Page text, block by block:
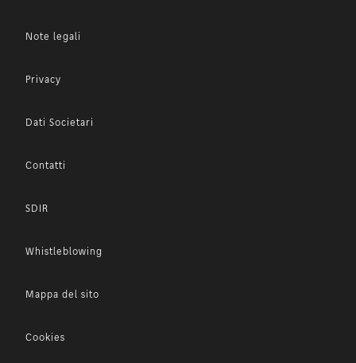
Note legali
Privacy
Dati Societari
Contatti
SDIR
Whistleblowing
Mappa del sito
Cookies